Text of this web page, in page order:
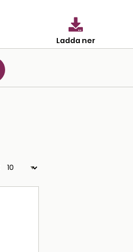
Ladda ner